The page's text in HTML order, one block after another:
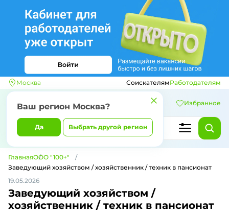
Москва
Ваш регион Москва?
Да Выбрать другой регион
СоискателямРаботодателям
Избранное
ГлавнаяООО "100+"
Заведующий хозяйством / хозяйственник / техник в пансионат
19.05.2026
Заведующий хозяйством /
хозяйственник / техник в пансионат